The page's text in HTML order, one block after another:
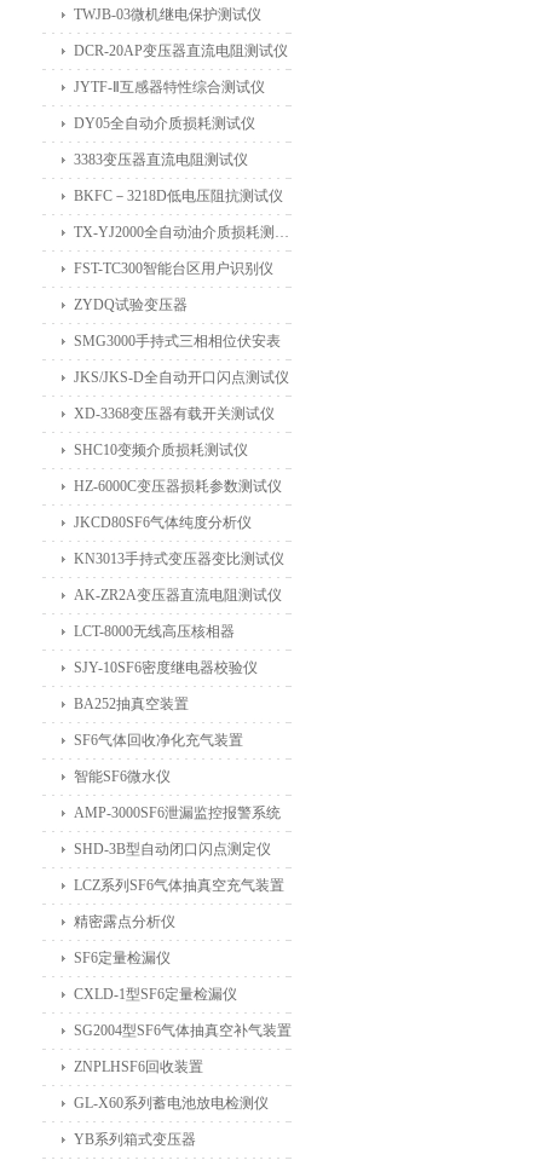
TWJB-03微机继电保护测试仪
DCR-20AP变压器直流电阻测试仪
JYTF-Ⅱ互感器特性综合测试仪
DY05全自动介质损耗测试仪
3383变压器直流电阻测试仪
BKFC－3218D低电压阻抗测试仪
TX-YJ2000全自动油介质损耗测试仪
FST-TC300智能台区用户识别仪
ZYDQ试验变压器
SMG3000手持式三相相位伏安表
JKS/JKS-D全自动开口闪点测试仪
XD-3368变压器有载开关测试仪
SHC10变频介质损耗测试仪
HZ-6000C变压器损耗参数测试仪
JKCD80SF6气体纯度分析仪
KN3013手持式变压器变比测试仪
AK-ZR2A变压器直流电阻测试仪
LCT-8000无线高压核相器
SJY-10SF6密度继电器校验仪
BA252抽真空装置
SF6气体回收净化充气装置
智能SF6微水仪
AMP-3000SF6泄漏监控报警系统
SHD-3B型自动闭口闪点测定仪
LCZ系列SF6气体抽真空充气装置
精密露点分析仪
SF6定量检漏仪
CXLD-1型SF6定量检漏仪
SG2004型SF6气体抽真空补气装置
ZNPLHSF6回收装置
GL-X60系列蓄电池放电检测仪
YB系列箱式变压器